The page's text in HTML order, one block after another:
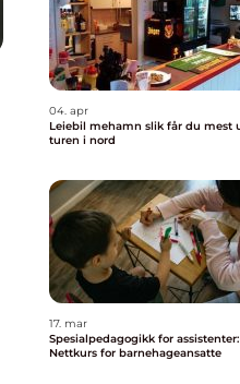
04. apr
Leiebil mehamn slik får du mest ut av
turen i nord
17. mar
Spesialpedagogikk for assistenter:
Nettkurs for barnehageansatte